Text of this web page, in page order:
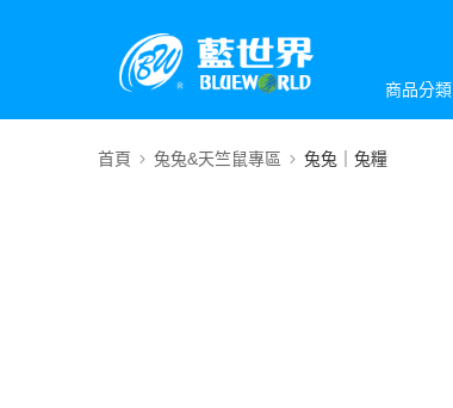
商品分類
首頁 兔兔&天竺鼠專區 兔兔｜兔糧